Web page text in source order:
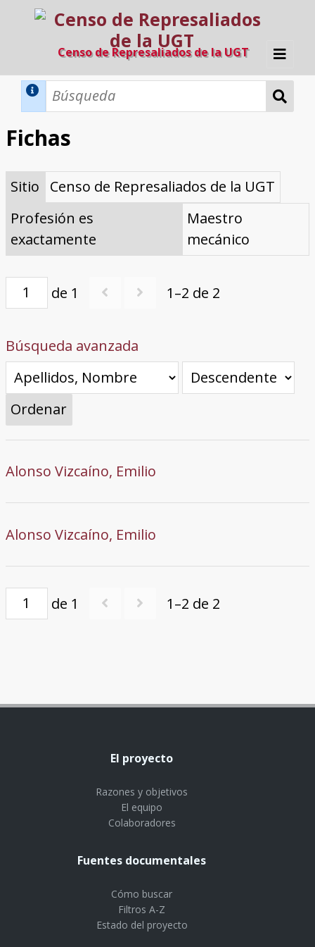
Censo de Represaliados de la UGT
Inicio
Directorio A-Z
Provincias de nacimiento
Profesión
Cárceles
Condenados a muerte
Condenados a muerte (con busca
dinámica)
Ejecutados
El proyecto
Razones y objetivos
El equipo
Colaboradores
Fuentes documentales
Fichas
Sitio
Censo de Represaliados de la UGT
Profesión es
exactamente
Maestro
mecánico
de 1 1–2 de 2
Búsqueda avanzada
Ordenar
Alonso Vizcaíno, Emilio
Alonso Vizcaíno, Emilio
de 1 1–2 de 2
El proyecto
Razones y objetivos
El equipo
Colaboradores
Fuentes documentales
Cómo buscar
Filtros A-Z
Estado del proyecto